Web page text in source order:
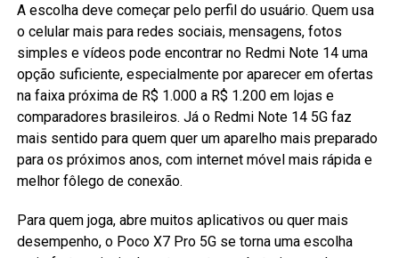
A escolha deve começar pelo perfil do usuário. Quem usa
o celular mais para redes sociais, mensagens, fotos
simples e vídeos pode encontrar no Redmi Note 14 uma
opção suficiente, especialmente por aparecer em ofertas
na faixa próxima de R$ 1.000 a R$ 1.200 em lojas e
comparadores brasileiros. Já o Redmi Note 14 5G faz
mais sentido para quem quer um aparelho mais preparado
para os próximos anos, com internet móvel mais rápida e
melhor fôlego de conexão.
Para quem joga, abre muitos aplicativos ou quer mais
desempenho, o Poco X7 Pro 5G se torna uma escolha